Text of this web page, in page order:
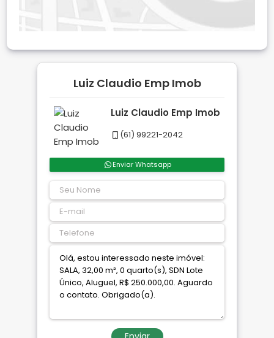
Luiz Claudio Emp Imob
Luiz Claudio Emp Imob
(61) 99221-2042
Enviar Whatsapp